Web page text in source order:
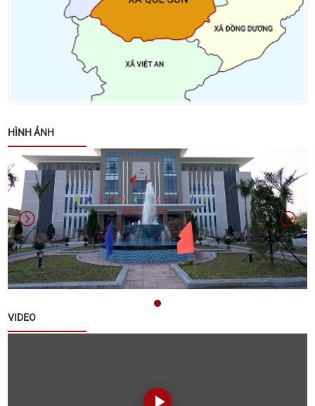
Kết luận của đồng chí Võ Đình Trung - Chủ tịch
UBND xã tại cuộc họp giao ban lãnh đạo UBND xã
ngày 26/01/2026
Quyết định về việc phê duyệt Kế hoạch lựa chọn nhà
Quế Sơn
Danh sách các đơn vị bầu cử đại biểu Hội đồng
nhân dân xã Quế Sơn nhiệm kỳ 2026 – 2031
Thông báo về việc nộp hồ sơ ứng cử đại biểu Hội
đồng nhân dân xã Quế Sơn khoá II, nhiệm kỳ 2026 -
2031
Thông báo về tuyển chọn lao động hợp đồng làm
Thông báo triển khai thực hiện Chiến dịch 90 ngày
HÌNH ẢNH
VIDEO